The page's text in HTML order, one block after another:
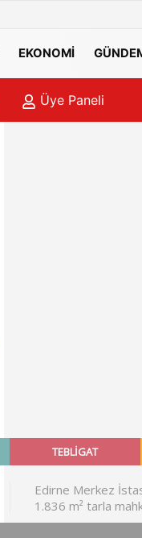
EKONOMİ
15:43
Üye Paneli